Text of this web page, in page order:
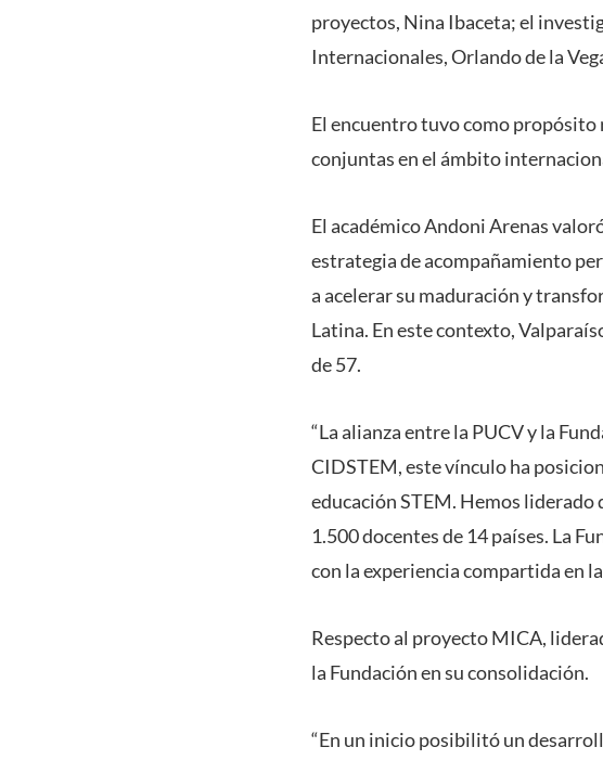
proyectos, Nina Ibaceta; el
Internacionales, Orlando de la
El encuentro tuvo como propósito
conjuntas en el ámbito
El académico Andoni Arenas
estrategia de acompañamiento
a acelerar su maduración y
Latina. En este contexto,
de 57.
“La alianza entre la PUCV y la
CIDSTEM, este vínculo ha
educación STEM. Hemos liderado
1.500 docentes de 14 países. La
con la experiencia compartida en
Respecto al proyecto MICA,
la Fundación en su consolidación.
“En un inicio posibilitó un